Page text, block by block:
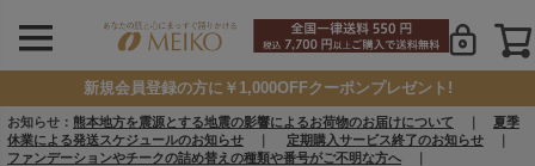
新規会員登録の方に￥1,000OFFクーポンプレゼント!
お知らせ： 熊本地方を震源とする地震の影響によるお荷物のお届けについて
夏季
休業による発送スケジュールのお知らせ
定期購入サービス終了のお知らせ
ファンデーションやチークの詰め替えの種類や番号がご不明な方へ